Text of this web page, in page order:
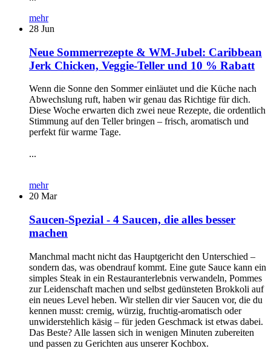
mehr
28 Jun
Neue Sommerrezepte & WM-Jubel: Caribbean
Jerk Chicken, Veggie-Teller und 10 % Rabatt
Wenn die Sonne den Sommer einläutet und die Küche nach
Abwechslung ruft, haben wir genau das Richtige für dich.
Diese Woche erwarten dich zwei neue Rezepte, die ordentlich
Stimmung auf den Teller bringen – frisch, aromatisch und
perfekt für warme Tage.
...
mehr
20 Mar
Saucen-Spezial - 4 Saucen, die alles besser
machen
Manchmal macht nicht das Hauptgericht den Unterschied –
sondern das, was obendrauf kommt. Eine gute Sauce kann ein
simples Steak in ein Restauranterlebnis verwandeln, Pommes
zur Leidenschaft machen und selbst gedünsteten Brokkoli auf
ein neues Level heben. Wir stellen dir vier Saucen vor, die du
kennen musst: cremig, würzig, fruchtig-aromatisch oder
unwiderstehlich käsig – für jeden Geschmack ist etwas dabei.
Das Beste? Alle lassen sich in wenigen Minuten zubereiten
und passen zu Gerichten aus unserer Kochbox.